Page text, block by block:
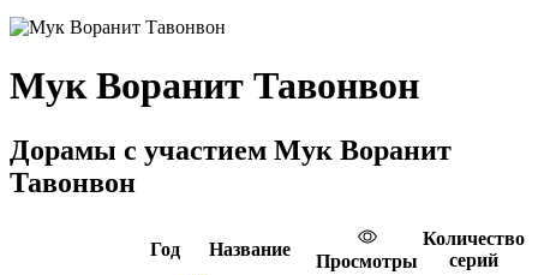
Мук Воранит Тавонвон
Дорамы с участием Мук Воранит
Тавонвон
Год Название
Просмотры
Количество
серий